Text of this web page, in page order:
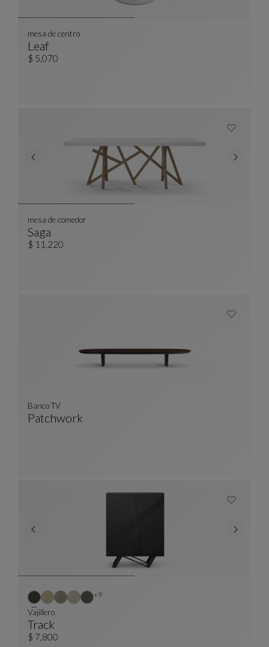
Leaf
Mesa De Centro
Ver Descripción Completa
mesa de centro
$ 5,070
Saga
Mesa De Comedor
Ver Descripción Completa
mesa de comedor
$ 11,220
Patchwork
Banco TV
Track
Vajillero
Ver Descripción Completa
Vajillero
$ 7,800
+9Otros colores : 9 colores disponibles